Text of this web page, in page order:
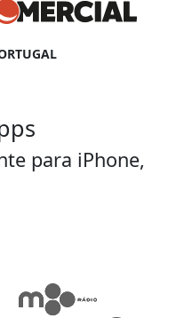
para iPhone,